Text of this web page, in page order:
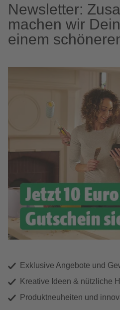
Newsletter:
machen wir
einem
Exklusive Angebote und
Kreative Ideen & nützliche
Produktneuheiten und